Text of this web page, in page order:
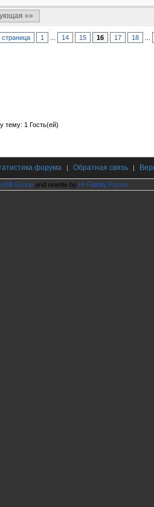
»»
1 14 15 16 17 18
тему: 1 Гость(ей)
форума | Обратная связь |
Group and rewrite by Hi Fidelity Forum